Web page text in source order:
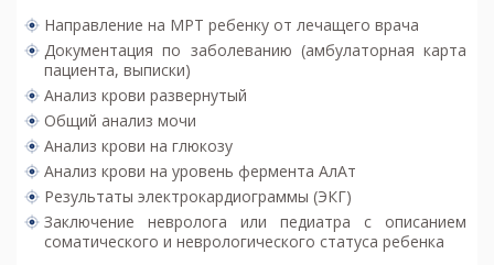
Направление на МРТ ребенку от лечащего врача
Документация по заболеванию (амбулаторная карта
пациента, выписки)
Анализ крови развернутый
Общий анализ мочи
Анализ крови на глюкозу
Анализ крови на уровень фермента АлАт
Результаты электрокардиограммы (ЭКГ)
Заключение невролога или педиатра с описанием
соматического и неврологического статуса ребенка